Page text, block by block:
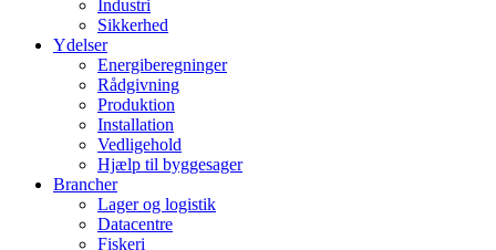
Industri
Sikkerhed
Ydelser
Energiberegninger
Rådgivning
Produktion
Installation
Vedligehold
Hjælp til byggesager
Brancher
Lager og logistik
Datacentre
Fiskeri